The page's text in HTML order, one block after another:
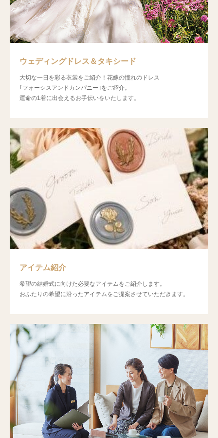
ウェディングドレス＆タキシード
大切な一日を彩る衣裳をご紹介！花嫁の憧れのドレス
｢フォーシスアンドカンパニー｣をご紹介。
運命の1着に出会えるお手伝いをいたします。
アイテム紹介
希望の結婚式に向けた必要なアイテムをご紹介します。
おふたりの希望に沿ったアイテムをご提案させていただきます。